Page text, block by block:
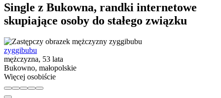
Single z Bukowna, randki internetowe
skupiające osoby do stałego związku
zyggibubu
mężczyzna, 53 lata
Bukowno, małopolskie
Więcej osobiście